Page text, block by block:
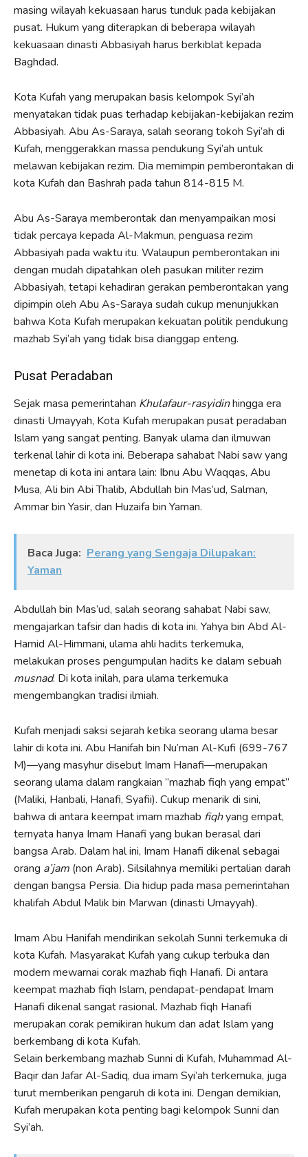
masing wilayah kekuasaan harus tunduk pada kebijakan
pusat. Hukum yang diterapkan di beberapa wilayah
kekuasaan dinasti Abbasiyah harus berkiblat kepada
Baghdad.
Kota Kufah yang merupakan basis kelompok Syi’ah
menyatakan tidak puas terhadap kebijakan-kebijakan rezim
Abbasiyah. Abu As-Saraya, salah seorang tokoh Syi’ah di
Kufah, menggerakkan massa pendukung Syi’ah untuk
melawan kebijakan rezim. Dia memimpin pemberontakan di
kota Kufah dan Bashrah pada tahun 814-815 M.
Abu As-Saraya memberontak dan menyampaikan mosi
tidak percaya kepada Al-Makmun, penguasa rezim
Abbasiyah pada waktu itu. Walaupun pemberontakan ini
dengan mudah dipatahkan oleh pasukan militer rezim
Abbasiyah, tetapi kehadiran gerakan pemberontakan yang
dipimpin oleh Abu As-Saraya sudah cukup menunjukkan
bahwa Kota Kufah merupakan kekuatan politik pendukung
mazhab Syi’ah yang tidak bisa dianggap enteng.
Pusat Peradaban
Sejak masa pemerintahan Khulafaur-rasyidinhingga era
dinasti Umayyah, Kota Kufah merupakan pusat peradaban
Islam yang sangat penting. Banyak ulama dan ilmuwan
terkenal lahir di kota ini. Beberapa sahabat Nabi saw yang
menetap di kota ini antara lain: Ibnu Abu Waqqas, Abu
Musa, Ali bin Abi Thalib, Abdullah bin Mas’ud, Salman,
Ammar bin Yasir, dan Huzaifa bin Yaman.
Baca Juga: Perang yang Sengaja Dilupakan:
Yaman
Abdullah bin Mas’ud, salah seorang sahabat Nabi saw,
mengajarkan tafsir dan hadis di kota ini. Yahya bin Abd Al-
Hamid Al-Himmani, ulama ahli hadits terkemuka,
melakukan proses pengumpulan hadits ke dalam sebuah
musnad. Di kota inilah, para ulama terkemuka
mengembangkan tradisi ilmiah.
Kufah menjadi saksi sejarah ketika seorang ulama besar
lahir di kota ini. Abu Hanifah bin Nu’man Al-Kufi (699-767
M)—yang masyhur disebut Imam Hanafi—merupakan
seorang ulama dalam rangkaian ”mazhab fiqh yang empat”
(Maliki, Hanbali, Hanafi, Syafii). Cukup menarik di sini,
bahwa di antara keempat imam mazhab fiqhyang empat,
ternyata hanya Imam Hanafi yang bukan berasal dari
bangsa Arab. Dalam hal ini, Imam Hanafi dikenal sebagai
orang a’jam (non Arab). Silsilahnya memiliki pertalian darah
dengan bangsa Persia. Dia hidup pada masa pemerintahan
khalifah Abdul Malik bin Marwan (dinasti Umayyah).
Imam Abu Hanifah mendirikan sekolah Sunni terkemuka di
kota Kufah. Masyarakat Kufah yang cukup terbuka dan
modern mewarnai corak mazhab fiqh Hanafi. Di antara
keempat mazhab fiqh Islam, pendapat-pendapat Imam
Hanafi dikenal sangat rasional. Mazhab fiqh Hanafi
merupakan corak pemikiran hukum dan adat Islam yang
berkembang di kota Kufah.
Selain berkembang mazhab Sunni di Kufah, Muhammad Al-
Baqir dan Jafar Al-Sadiq, dua imam Syi’ah terkemuka, juga
turut memberikan pengaruh di kota ini. Dengan demikian,
Kufah merupakan kota penting bagi kelompok Sunni dan
Syi’ah.